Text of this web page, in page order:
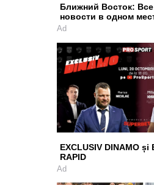
Ближний Восток:
новости в одном
Ad
EXCLUSIV DINAMO și
RAPID
Ad